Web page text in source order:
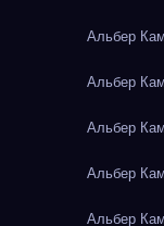
Альбер
Альбер
Альбер
Альбер
Альбер